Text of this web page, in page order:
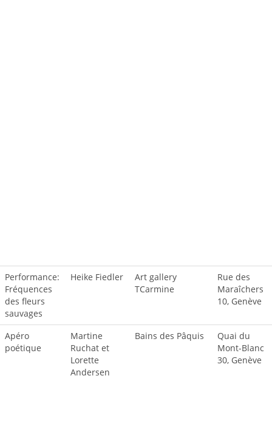
Performance:
Fréquences
des fleurs
sauvages
Heike Fiedler
Art gallery
TCarmine
Rue des
Maraîchers
10, Genève
Apéro
poétique
Martine
Ruchat et
Lorette
Andersen
Bains des Pâquis
Quai du
Mont-Blanc
30, Genève